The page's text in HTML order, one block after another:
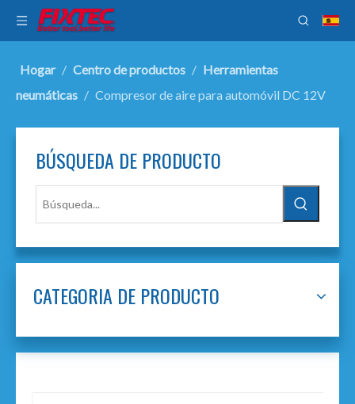
Hogar / Centro de productos / Herramientas
neumáticas / Compresor de aire para automóvil DC 12V
BÚSQUEDA DE PRODUCTO
CATEGORIA DE PRODUCTO